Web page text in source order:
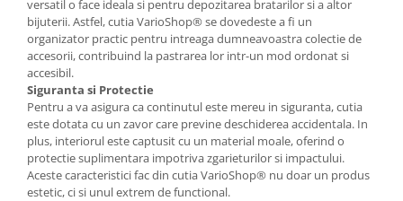
versatil o face ideala si pentru depozitarea bratarilor si a altor
bijuterii. Astfel, cutia VarioShop® se dovedeste a fi un
organizator practic pentru intreaga dumneavoastra colectie de
accesorii, contribuind la pastrarea lor intr-un mod ordonat si
accesibil.
Siguranta si Protectie
Pentru a va asigura ca continutul este mereu in siguranta, cutia
este dotata cu un zavor care previne deschiderea accidentala. In
plus, interiorul este captusit cu un material moale, oferind o
protectie suplimentara impotriva zgarieturilor si impactului.
Aceste caracteristici fac din cutia VarioShop® nu doar un produs
estetic, ci si unul extrem de functional.